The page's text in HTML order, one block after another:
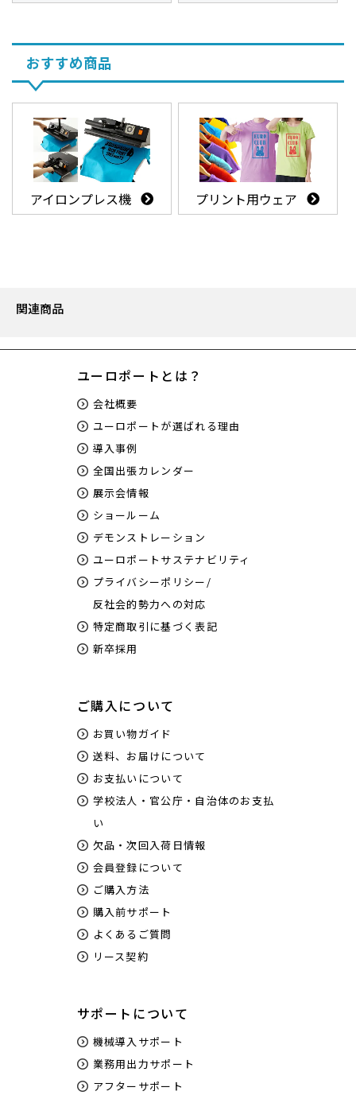
おすすめ商品
アイロンプレス機 プリント用ウェア
関連商品
ユーロポートとは？
会社概要
ユーロポートが選ばれる理由
導入事例
全国出張カレンダー
展示会情報
ショールーム
デモンストレーション
ユーロポートサステナビリティ
プライバシーポリシー/
反社会的勢力への対応
特定商取引に基づく表記
新卒採用
ご購入について
お買い物ガイド
送料、お届けについて
お支払いについて
学校法人・官公庁・自治体のお支払
い
欠品・次回入荷日情報
会員登録について
ご購入方法
購入前サポート
よくあるご質問
リース契約
サポートについて
機械導入サポート
業務用出力サポート
アフターサポート